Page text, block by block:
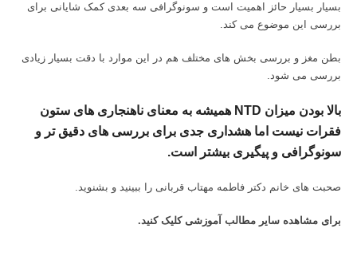
بسیار بسیار حائز اهمیت است و سونوگرافی سه بعدی کمک شایانی برای
بررسی این موضوع می کند.
بطن مغز و بررسی بخش های مختلف هم در این موارد با دقت بسیار زیادی
بررسی می شود.
بالا بودن میزان NTD همیشه به معنای ناهنجاری های ستون
فقرات نیست اما هشداری جدی برای بررسی های دقیق تر و
سونوگرافی و پیگیری بیشتر است.
صحبت های خانم دکتر فاطمه مهتاب قربانی را ببینید و بشنوید.
برای مشاهده سایر مطالب آموزشیکلیک کنید.